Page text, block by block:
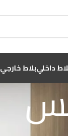
داخليبلاط خارجي